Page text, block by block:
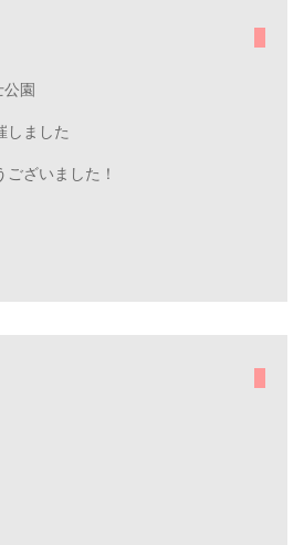
園
しました
ざいました！